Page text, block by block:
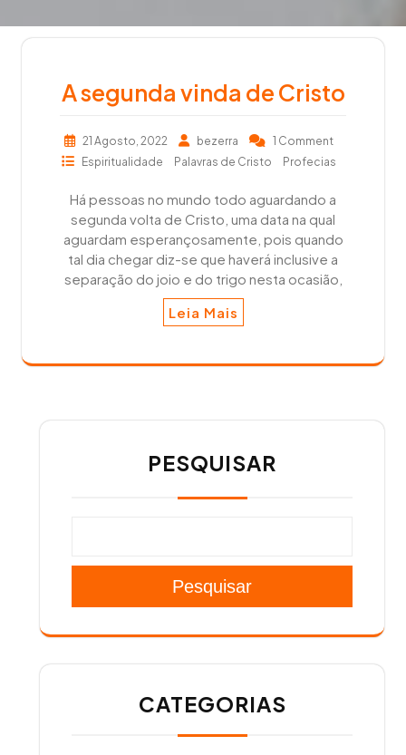
A segunda vinda de Cristo
21 Agosto, 2022 bezerra
1 Comment
Espiritualidade
Palavras de Cristo Profecias
Há pessoas no mundo todo aguardando a
segunda volta de Cristo, uma data na qual
aguardam esperançosamente, pois quando
tal dia chegar diz-se que haverá inclusive a
separação do joio e do trigo nesta ocasião,
Leia Mais
PESQUISAR
Pesquisar
CATEGORIAS